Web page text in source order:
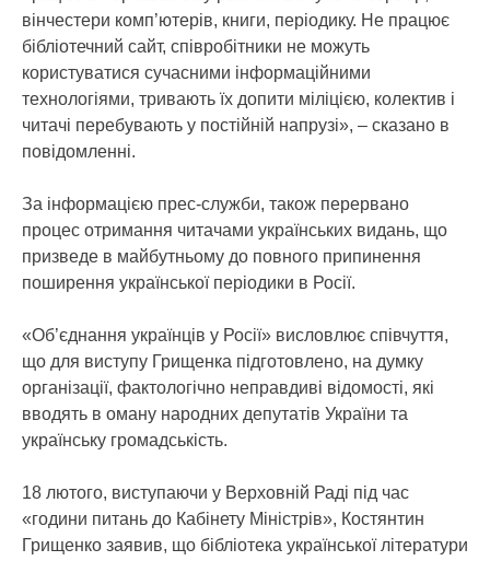
вінчестери комп’ютерів, книги, періодику. Не працює
бібліотечний сайт, співробітники не можуть
користуватися сучасними інформаційними
технологіями, тривають їх допити міліцією, колектив і
читачі перебувають у постійній напрузі», – сказано в
повідомленні.
За інформацією прес-служби, також перервано
процес отримання читачами українських видань, що
призведе в майбутньому до повного припинення
поширення української періодики в Росії.
«Об’єднання українців у Росії» висловлює співчуття,
що для виступу Грищенка підготовлено, на думку
організації, фактологічно неправдиві відомості, які
вводять в оману народних депутатів України та
українську громадськість.
18 лютого, виступаючи у Верховній Раді під час
«години питань до Кабінету Міністрів», Костянтин
Грищенко заявив, що бібліотека української літератури